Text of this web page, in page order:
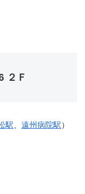
２Ｆ
駅、 遠州病院駅）